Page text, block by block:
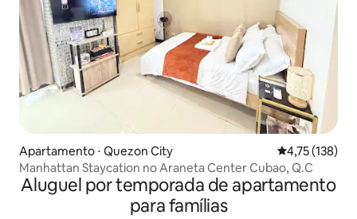
Apartamento ⋅ Quezon City 4,75 de uma
4,75 (138)
Manhattan Staycation no Araneta Center Cubao, Q.C
Aluguel por temporada de apartamento
para famílias